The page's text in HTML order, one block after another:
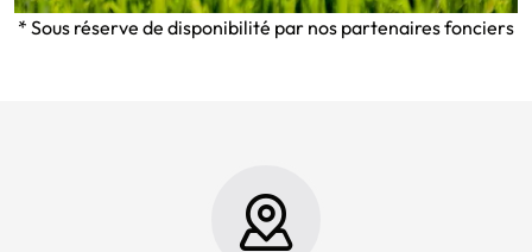
* Sous réserve de disponibilité par nos partenaires fonciers